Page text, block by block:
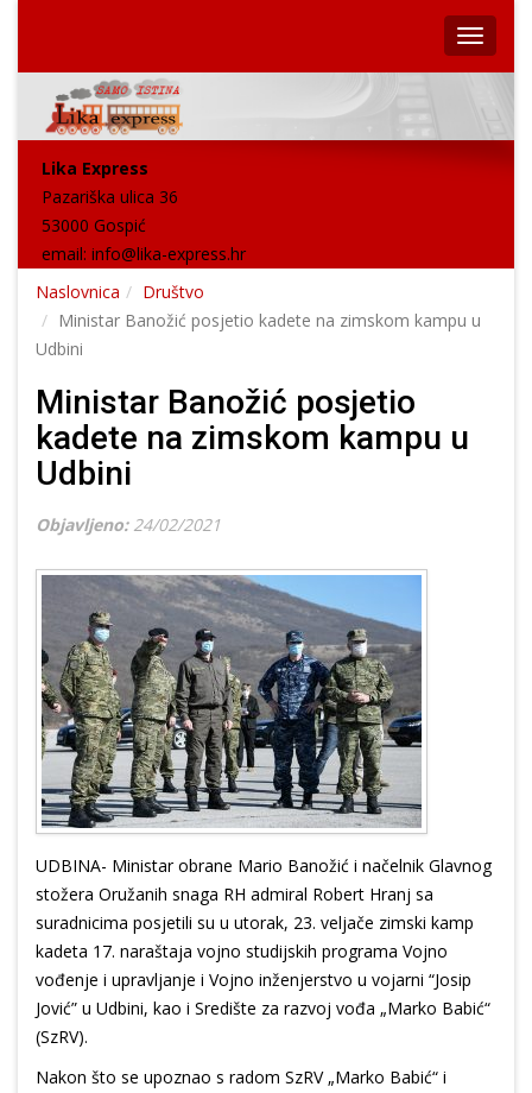
Lika Express
Pazariška ulica 36
53000 Gospić
email: info@lika-express.hr
Naslovnica
Društvo
Ministar Banožić posjetio kadete na zimskom kampu u
Udbini
Ministar Banožić posjetio
kadete na zimskom kampu u
Udbini
Objavljeno: 24/02/2021
UDBINA- Ministar obrane Mario Banožić i načelnik Glavnog
stožera Oružanih snaga RH admiral Robert Hranj sa
suradnicima posjetili su u utorak, 23. veljače zimski kamp
kadeta 17. naraštaja vojno studijskih programa Vojno
vođenje i upravljanje i Vojno inženjerstvo u vojarni “Josip
Jović” u Udbini, kao i Središte za razvoj vođa „Marko Babić“
(SzRV).
Nakon što se upoznao s radom SzRV „Marko Babić“ i